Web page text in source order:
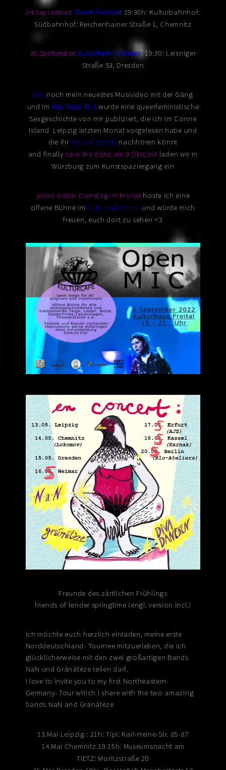
24.September: Staunt Festival: 19:30h: Kulturbahnhof:
Südbahnhof: Reichenhainer Straße 1, Chemnitz
30.September: Kulturhafen Dresden: 19:30: Leisniger
Straße 53, Dresden
hier noch mein neuestes Musivideo mit der Gäng
und im Hot Topic Nr.3 wurde eine queerfeministische
Sexgeschichte von mir publiziert, die ich im Conne
Island Leipzig letzten Monat vorgelesen habe und
die ihr hier auf spotify nachhören könnt
and finally save the date: am 9.Oktober laden wir in
Würzburg zum Kunstspaziergang ein
jeden ersten Dienstag im Monat hoste ich eine
offene Bühne im Kulturcafe Freital und würde mich
freuen, euch dort zu sehen <3
Freunde des zärtlichen Frühlings
friends of tender springtime (engl. version incl.)
Ich möchte euch herzlich einladen, meine erste
Norddeutschland- Tournee mitzuerleben, die ich
glücklicherweise mit den zwei großartigen Bands
NaN und Gránátèze teilen darf.
I love to invite you to my first Northeastern-
Germany- Tour which I share with the two amazing
bands NaN and Gránátèze
13.Mai Leipzig : 21h:Tipi: Karl-Heine-Str. 85-87
14.Mai Chemnitz 19.15h: Museumsnacht am
TIETZ: Moritzstraße 20